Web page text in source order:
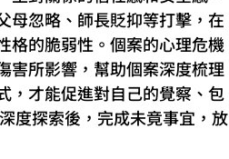
母忽略、師長貶抑等打擊，在
格的脆弱性。個案的心理危機
害所影響，幫助個案深度梳理
，才能促進對自己的覺察、包
度探索後，完成未竟事宜，放